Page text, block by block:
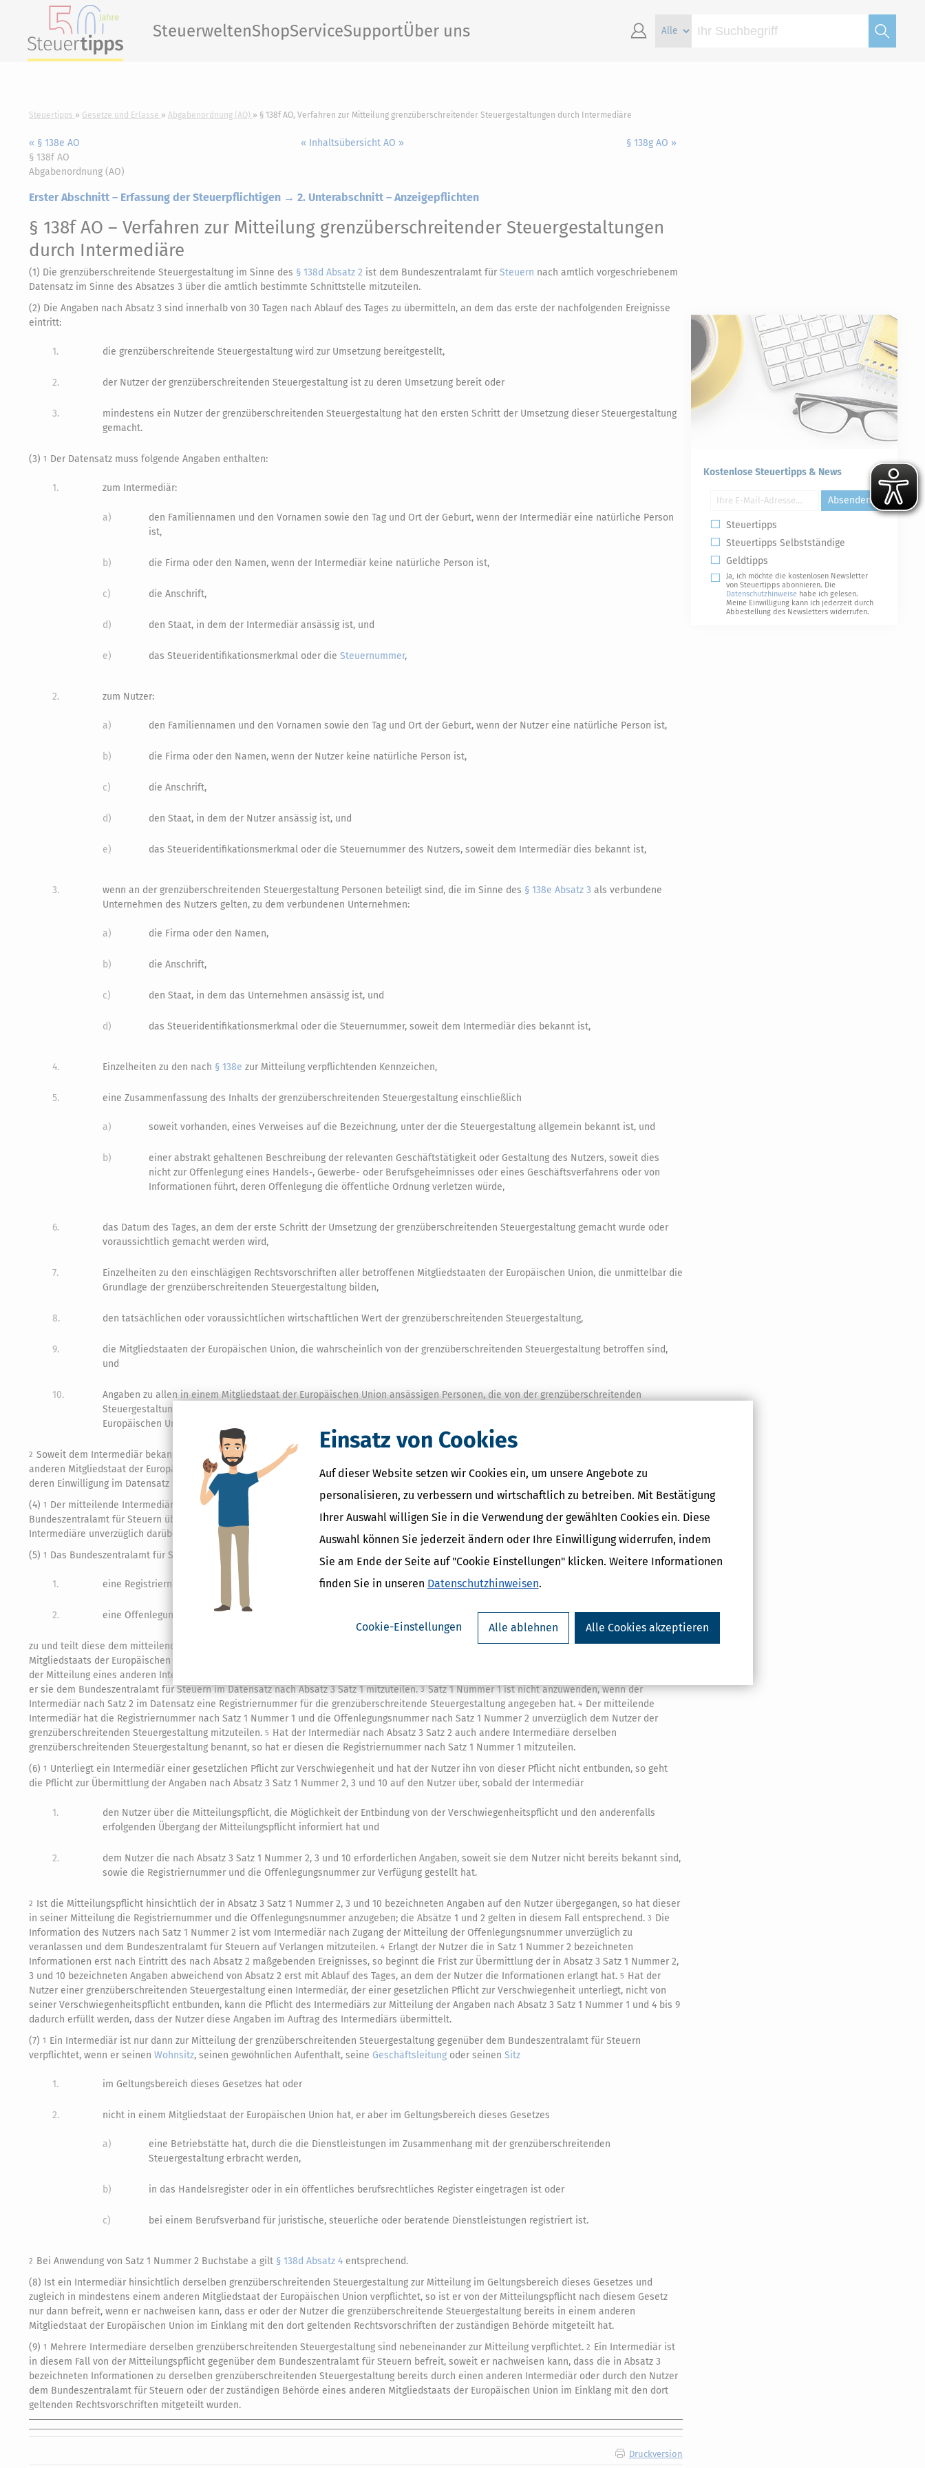
Einsatz von Cookies
Auf dieser Website setzen wir Cookies ein, um unsere Angebote zu
personalisieren, zu verbessern und wirtschaftlich zu betreiben. Mit Bestätigung
Ihrer Auswahl willigen Sie in die Verwendung der gewählten Cookies ein. Diese
Auswahl können Sie jederzeit ändern oder Ihre Einwilligung widerrufen, indem
Sie am Ende der Seite auf "Cookie Einstellungen" klicken. Weitere Informationen
finden Sie in unseren Datenschutzhinweisen.
Cookie-Einstellungen Alle ablehnen Alle Cookies akzeptieren
SteuerweltenShopServiceSupportÜber uns
Steuertipps Gesetze und Erlasse Abgabenordnung (AO) § 138f AO, Verfahren zur Mitteilung grenzüberschreitender Steuergestaltungen durch Intermediäre
« § 138e AO « Inhaltsübersicht AO »
§ 138g AO »
§ 138f AO
Abgabenordnung (AO)
Erster Abschnitt – Erfassung der Steuerpflichtigen → 2. Unterabschnitt – Anzeigepflichten
§ 138f AO – Verfahren zur Mitteilung grenzüberschreitender Steuergestaltungen
durch Intermediäre
(1) Die grenzüberschreitende Steuergestaltung im Sinne des § 138d Absatz 2 ist dem Bundeszentralamt für Steuern nach amtlich vorgeschriebenem
Datensatz im Sinne des Absatzes 3 über die amtlich bestimmte Schnittstelle mitzuteilen.
(2) Die Angaben nach Absatz 3 sind innerhalb von 30 Tagen nach Ablauf des Tages zu übermitteln, an dem das erste der nachfolgenden Ereignisse
eintritt:
1. die grenzüberschreitende Steuergestaltung wird zur Umsetzung bereitgestellt,
2. der Nutzer der grenzüberschreitenden Steuergestaltung ist zu deren Umsetzung bereit oder
3.
mindestens ein Nutzer der grenzüberschreitenden Steuergestaltung hat den ersten Schritt der Umsetzung dieser Steuergestaltung
gemacht.
(3) 1 Der Datensatz muss folgende Angaben enthalten:
1. zum Intermediär:
a)
den Familiennamen und den Vornamen sowie den Tag und Ort der Geburt, wenn der Intermediär eine natürliche Person
ist,
b) die Firma oder den Namen, wenn der Intermediär keine natürliche Person ist,
c) die Anschrift,
d) den Staat, in dem der Intermediär ansässig ist, und
e) das Steueridentifikationsmerkmal oder dieSteuernummer,
2. zum Nutzer:
a) den Familiennamen und den Vornamen sowie den Tag und Ort der Geburt, wenn der Nutzer eine natürliche Person ist,
b) die Firma oder den Namen, wenn der Nutzer keine natürliche Person ist,
c) die Anschrift,
d) den Staat, in dem der Nutzer ansässig ist, und
e) das Steueridentifikationsmerkmal oder die Steuernummer des Nutzers, soweit dem Intermediär dies bekannt ist,
3. wenn an der grenzüberschreitenden Steuergestaltung Personen beteiligt sind, die im Sinne des § 138e Absatz 3 als verbundene
Unternehmen des Nutzers gelten, zu dem verbundenen Unternehmen:
a) die Firma oder den Namen,
b) die Anschrift,
c) den Staat, in dem das Unternehmen ansässig ist, und
d) das Steueridentifikationsmerkmal oder die Steuernummer, soweit dem Intermediär dies bekannt ist,
4. Einzelheiten zu den nach § 138e zur Mitteilung verpflichtenden Kennzeichen,
5. eine Zusammenfassung des Inhalts der grenzüberschreitenden Steuergestaltung einschließlich
a) soweit vorhanden, eines Verweises auf die Bezeichnung, unter der die Steuergestaltung allgemein bekannt ist, und
b)
einer abstrakt gehaltenen Beschreibung der relevanten Geschäftstätigkeit oder Gestaltung des Nutzers, soweit dies
nicht zur Offenlegung eines Handels-, Gewerbe- oder Berufsgeheimnisses oder eines Geschäftsverfahrens oder von
Informationen führt, deren Offenlegung die öffentliche Ordnung verletzen würde,
6.
das Datum des Tages, an dem der erste Schritt der Umsetzung der grenzüberschreitenden Steuergestaltung gemacht wurde oder
voraussichtlich gemacht werden wird,
7.
Einzelheiten zu den einschlägigen Rechtsvorschriften aller betroffenen Mitgliedstaaten der Europäischen Union, die unmittelbar die
Grundlage der grenzüberschreitenden Steuergestaltung bilden,
8. den tatsächlichen oder voraussichtlichen wirtschaftlichen Wert der grenzüberschreitenden Steuergestaltung,
9.
die Mitgliedstaaten der Europäischen Union, die wahrscheinlich von der grenzüberschreitenden Steuergestaltung betroffen sind,
und
10.
Angaben zu allen in einem Mitgliedstaat der Europäischen Union ansässigen Personen, die von der grenzüberschreitenden
Steuergestaltung wahrscheinlich unmittelbar betroffen sind, einschließlich Angaben darüber, zu welchen Mitgliedstaaten der
Europäischen Union sie in Beziehung stehen, soweit dem Intermediär dies bekannt ist.
2 Soweit dem Intermediär bekannt ist, dass neben ihm mindestens ein weiterer Intermediär im Geltungsbereich dieses Gesetzes oder in einem
anderen Mitgliedstaat der Europäischen Union zur Mitteilung derselben grenzüberschreitenden Steuergestaltung verpflichtet ist, so kann er mit
deren Einwilligung im Datensatz nach Satz 1 die Angaben nach Satz 1 Nummer 1 auch hinsichtlich der anderen ihm bekannten Intermediäre machen.
(4) 1
Der mitteilende Intermediär hat den Nutzer darüber zu informieren, welche den Nutzer betreffenden Angaben er gemäß Absatz 3 an das
Bundeszentralamt für Steuern übermitteln wird.
Im Fall des Absatzes 3 Satz 2 hat der mitteilende Intermediär die anderen ihm bekannten
Intermediäre unverzüglich darüber zu informieren, dass die Angaben gemäß Absatz 3 an das Bundeszentralamt für Steuern übermittelt wurden.
(5) 1 Das Bundeszentralamt für Steuern weist dem eingegangenen Datensatz im Sinne des Absatzes 3
1. eine Registriernummer für die mitgeteilte grenzüberschreitende Steuergestaltung und
2. eine Offenlegungsnummer für die eingegangene Mitteilung
zu und teilt diese dem mitteilenden Intermediär mit.
Hat das Bundeszentralamt für Steuern oder die zuständige Behörde eines anderen
Mitgliedstaats der Europäischen Union im Einklang mit den dort geltenden Rechtsvorschriften der grenzüberschreitenden Steuergestaltung aufgrund
der Mitteilung eines anderen Intermediärs bereits eine Registriernummer zugewiesen und ist diese dem mitteilenden Intermediär bekannt, so hat
er sie dem Bundeszentralamt für Steuern im Datensatz nach Absatz 3 Satz 1 mitzuteilen.3 Satz 1 Nummer 1 ist nicht anzuwenden, wenn der
Intermediär nach Satz 2 im Datensatz eine Registriernummer für die grenzüberschreitende Steuergestaltung angegeben hat. 4 Der mitteilende
Intermediär hat die Registriernummer nach Satz 1 Nummer 1 und die Offenlegungsnummer nach Satz 1 Nummer 2 unverzüglich dem Nutzer der
grenzüberschreitenden Steuergestaltung mitzuteilen. 5 Hat der Intermediär nach Absatz 3 Satz 2 auch andere Intermediäre derselben
grenzüberschreitenden Steuergestaltung benannt, so hat er diesen die Registriernummer nach Satz 1 Nummer 1 mitzuteilen.
(6) 1
Unterliegt ein Intermediär einer gesetzlichen Pflicht zur Verschwiegenheit und hat der Nutzer ihn von dieser Pflicht nicht entbunden, so geht
die Pflicht zur Übermittlung der Angaben nach Absatz 3 Satz 1 Nummer 2, 3 und 10 auf den Nutzer über, sobald der Intermediär
1.
den Nutzer über die Mitteilungspflicht, die Möglichkeit der Entbindung von der Verschwiegenheitspflicht und den anderenfalls
erfolgenden Übergang der Mitteilungspflicht informiert hat und
2.
dem Nutzer die nach Absatz 3 Satz 1 Nummer 2, 3 und 10 erforderlichen Angaben, soweit sie dem Nutzer nicht bereits bekannt sind,
sowie die Registriernummer und die Offenlegungsnummer zur Verfügung gestellt hat.
2 Ist die Mitteilungspflicht hinsichtlich der in Absatz 3 Satz 1 Nummer 2, 3 und 10 bezeichneten Angaben auf den Nutzer übergegangen, so hat dieser
in seiner Mitteilung die Registriernummer und die Offenlegungsnummer anzugeben; die Absätze 1 und 2 gelten in diesem Fall entsprechend. 3 Die
Information des Nutzers nach Satz 1 Nummer 2 ist vom Intermediär nach Zugang der Mitteilung der Offenlegungsnummer unverzüglich zu
veranlassen und dem Bundeszentralamt für Steuern auf Verlangen mitzuteilen. 4 Erlangt der Nutzer die in Satz 1 Nummer 2 bezeichneten
Informationen erst nach Eintritt des nach Absatz 2 maßgebenden Ereignisses, so beginnt die Frist zur Übermittlung der in Absatz 3 Satz 1 Nummer 2,
3 und 10 bezeichneten Angaben abweichend von Absatz 2 erst mit Ablauf des Tages, an dem der Nutzer die Informationen erlangt hat. 5 Hat der
Nutzer einer grenzüberschreitenden Steuergestaltung einen Intermediär, der einer gesetzlichen Pflicht zur Verschwiegenheit unterliegt, nicht von
seiner Verschwiegenheitspflicht entbunden, kann die Pflicht des Intermediärs zur Mitteilung der Angaben nach Absatz 3 Satz 1 Nummer 1 und 4 bis 9
dadurch erfüllt werden, dass der Nutzer diese Angaben im Auftrag des Intermediärs übermittelt.
(7) 1 Ein Intermediär ist nur dann zur Mitteilung der grenzüberschreitenden Steuergestaltung gegenüber dem Bundeszentralamt für Steuern
verpflichtet, wenn er seinen Wohnsitz, seinen gewöhnlichen Aufenthalt, seine Geschäftsleitung oder seinen Sitz
1. im Geltungsbereich dieses Gesetzes hat oder
2. nicht in einem Mitgliedstaat der Europäischen Union hat, er aber im Geltungsbereich dieses Gesetzes
a)
eine Betriebstätte hat, durch die die Dienstleistungen im Zusammenhang mit der grenzüberschreitenden
Steuergestaltung erbracht werden,
b) in das Handelsregister oder in ein öffentliches berufsrechtliches Register eingetragen ist oder
c) bei einem Berufsverband für juristische, steuerliche oder beratende Dienstleistungen registriert ist.
2 Bei Anwendung von Satz 1 Nummer 2 Buchstabe a gilt § 138d Absatz 4 entsprechend.
(8) Ist ein Intermediär hinsichtlich derselben grenzüberschreitenden Steuergestaltung zur Mitteilung im Geltungsbereich dieses Gesetzes und
zugleich in mindestens einem anderen Mitgliedstaat der Europäischen Union verpflichtet, so ist er von der Mitteilungspflicht nach diesem Gesetz
nur dann befreit, wenn er nachweisen kann, dass er oder der Nutzer die grenzüberschreitende Steuergestaltung bereits in einem anderen
Mitgliedstaat der Europäischen Union im Einklang mit den dort geltenden Rechtsvorschriften der zuständigen Behörde mitgeteilt hat.
(9) 1 Mehrere Intermediäre derselben grenzüberschreitenden Steuergestaltung sind nebeneinander zur Mitteilung verpflichtet. 2 Ein Intermediär ist
in diesem Fall von der Mitteilungspflicht gegenüber dem Bundeszentralamt für Steuern befreit, soweit er nachweisen kann, dass die in Absatz 3
bezeichneten Informationen zu derselben grenzüberschreitenden Steuergestaltung bereits durch einen anderen Intermediär oder durch den Nutzer
dem Bundeszentralamt für Steuern oder der zuständigen Behörde eines anderen Mitgliedstaats der Europäischen Union im Einklang mit den dort
geltenden Rechtsvorschriften mitgeteilt wurden.
Druckversion
Kostenlose Steuertipps & News
Absenden
Steuertipps
Steuertipps Selbstständige
Geldtipps
Ja, ich möchte die kostenlosen Newsletter
von Steuertipps abonnieren. Die
Datenschutzhinweise habe ich gelesen.
Meine Einwilligung kann ich jederzeit durch
Abbestellung des Newsletters widerrufen.